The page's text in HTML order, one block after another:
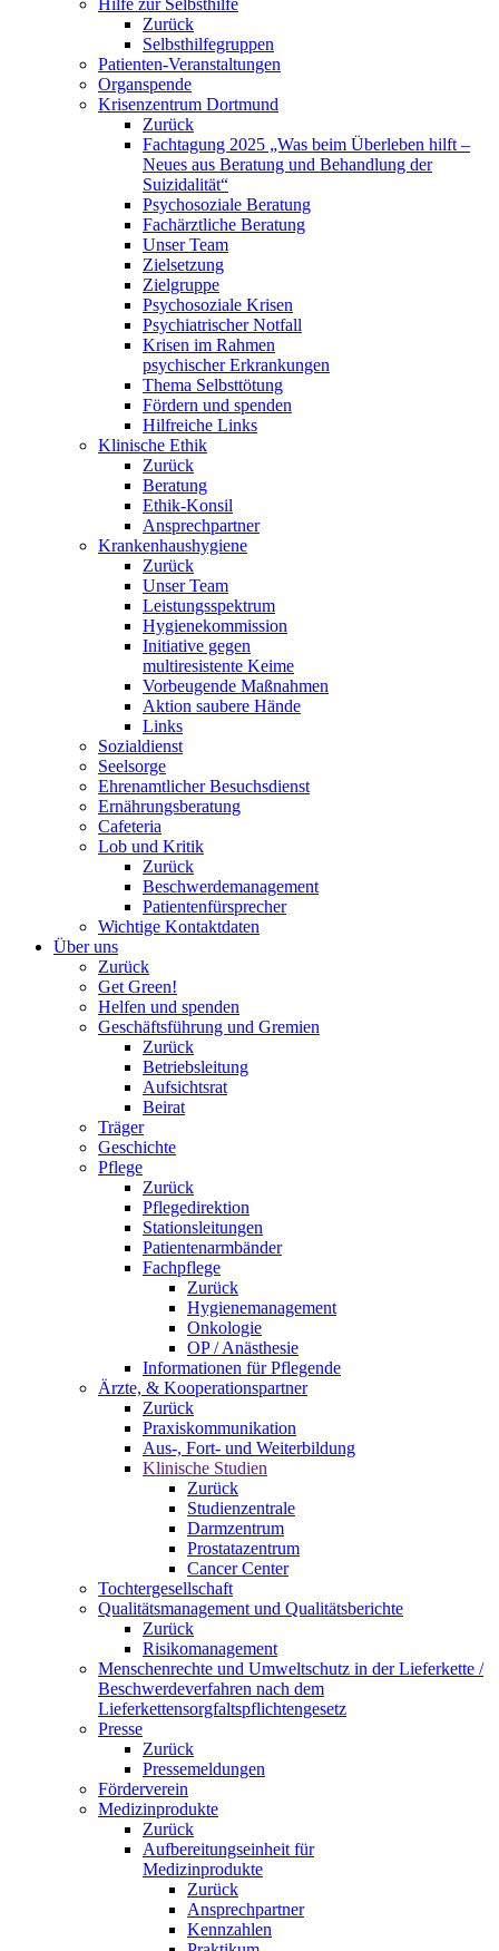
Hilfe zur Selbsthilfe
Zurück
Selbsthilfegruppen
Patienten-Veranstaltungen
Organspende
Krisenzentrum Dortmund
Zurück
Fachtagung 2025 „Was beim Überleben hilft –
Neues aus Beratung und Behandlung der
Suizidalität“
Psychosoziale Beratung
Fachärztliche Beratung
Unser Team
Zielsetzung
Zielgruppe
Psychosoziale Krisen
Psychiatrischer Notfall
Krisen im Rahmen
psychischer Erkrankungen
Thema Selbsttötung
Fördern und spenden
Hilfreiche Links
Klinische Ethik
Zurück
Beratung
Ethik-Konsil
Ansprechpartner
Krankenhaushygiene
Zurück
Unser Team
Leistungsspektrum
Hygienekommission
Initiative gegen
multiresistente Keime
Vorbeugende Maßnahmen
Aktion saubere Hände
Links
Sozialdienst
Seelsorge
Ehrenamtlicher Besuchsdienst
Ernährungsberatung
Cafeteria
Lob und Kritik
Zurück
Beschwerdemanagement
Patientenfürsprecher
Wichtige Kontaktdaten
Über uns
Zurück
Get Green!
Helfen und spenden
Geschäftsführung und Gremien
Zurück
Betriebsleitung
Aufsichtsrat
Beirat
Träger
Geschichte
Pflege
Zurück
Pflegedirektion
Stationsleitungen
Patientenarmbänder
Fachpflege
Zurück
Hygienemanagement
Onkologie
OP / Anästhesie
Informationen für Pflegende
Ärzte, & Kooperationspartner
Zurück
Praxiskommunikation
Aus-, Fort- und Weiterbildung
Klinische Studien
Zurück
Studienzentrale
Darmzentrum
Prostatazentrum
Cancer Center
Tochtergesellschaft
Qualitätsmanagement und Qualitätsberichte
Zurück
Risikomanagement
Menschenrechte und Umweltschutz in der Lieferkette /
Beschwerdeverfahren nach dem
Lieferkettensorgfaltspflichtengesetz
Presse
Zurück
Pressemeldungen
Förderverein
Medizinprodukte
Zurück
Aufbereitungseinheit für
Medizinprodukte
Zurück
Ansprechpartner
Kennzahlen